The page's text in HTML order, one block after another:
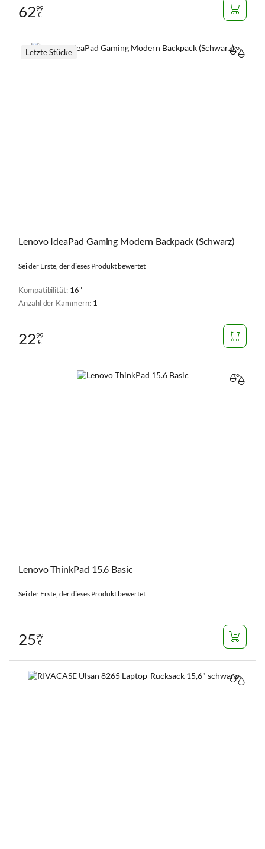
6299
€
Lenovo IdeaPad Gaming Modern Backpack (Schwarz)
Sei der Erste, der dieses Produkt bewertet
Kompatibilität: 16"
Anzahl der Kammern: 1
Letzte Stücke
2299
€
Lenovo ThinkPad 15.6 Basic
Sei der Erste, der dieses Produkt bewertet
2599
€